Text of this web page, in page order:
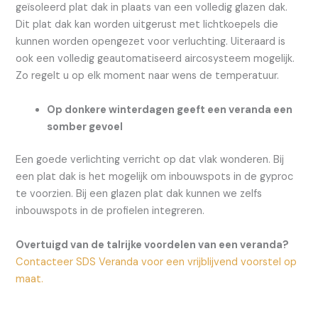
geïsoleerd plat dak in plaats van een volledig glazen dak.
Dit plat dak kan worden uitgerust met lichtkoepels die
kunnen worden opengezet voor verluchting. Uiteraard is
ook een volledig geautomatiseerd aircosysteem mogelijk.
Zo regelt u op elk moment naar wens de temperatuur.
Op donkere winterdagen geeft een veranda een
somber gevoel
Een goede verlichting verricht op dat vlak wonderen. Bij
een plat dak is het mogelijk om inbouwspots in de gyproc
te voorzien. Bij een glazen plat dak kunnen we zelfs
inbouwspots in de profielen integreren.
Overtuigd van de talrijke voordelen van een veranda?
Contacteer SDS Veranda voor een vrijblijvend voorstel op
maat.